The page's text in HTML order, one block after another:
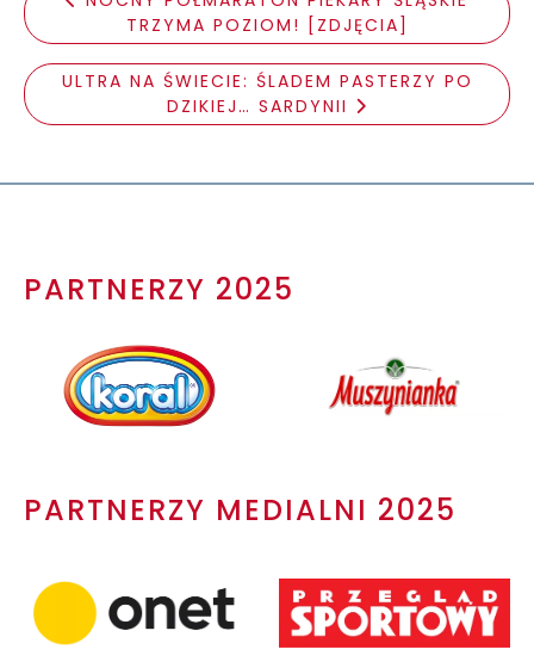
TRZYMA POZIOM! [ZDJĘCIA]
ULTRA NA ŚWIECIE: ŚLADEM PASTERZY PO
DZIKIEJ… SARDYNII
PARTNERZY 2025
PARTNERZY MEDIALNI 2025